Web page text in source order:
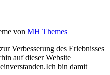
von MH Themes
Verbesserung des Erlebnisses
auf dieser Website
Ich bin damit